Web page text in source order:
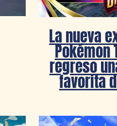
La nueva
Pokémon
regreso
favorita